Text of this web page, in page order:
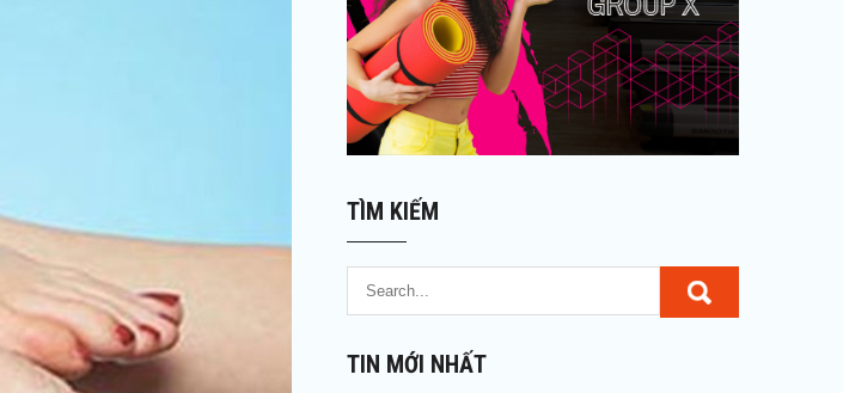
TÌM KIẾM
TIN MỚI NHẤT